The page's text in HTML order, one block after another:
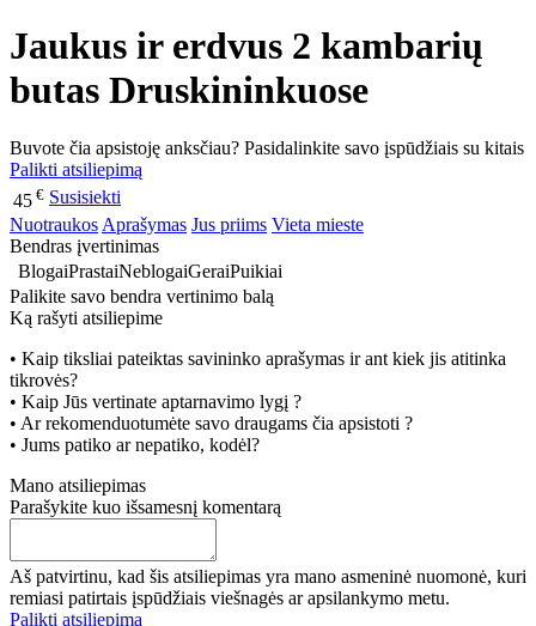
Jaukus ir erdvus 2 kambarių
butas Druskininkuose
Buvote čia apsistoję anksčiau? Pasidalinkite savo įspūdžiais su kitais
Palikti atsiliepimą
45 € Susisiekti
NuotraukosAprašymas Jus priims Vieta mieste
Bendras įvertinimas
BlogaiPrastaiNeblogaiGeraiPuikiai
Palikite savo bendra vertinimo balą
Ką rašyti atsiliepime
• Kaip tiksliai pateiktas savininko aprašymas ir ant kiek jis atitinka
tikrovės?
• Kaip Jūs vertinate aptarnavimo lygį ?
• Ar rekomenduotumėte savo draugams čia apsistoti ?
• Jums patiko ar nepatiko, kodėl?
Mano atsiliepimas
Parašykite kuo išsamesnį komentarą
Aš patvirtinu, kad šis atsiliepimas yra mano asmeninė nuomonė, kuri
remiasi patirtais įspūdžiais viešnagės ar apsilankymo metu.
Palikti atsiliepimą